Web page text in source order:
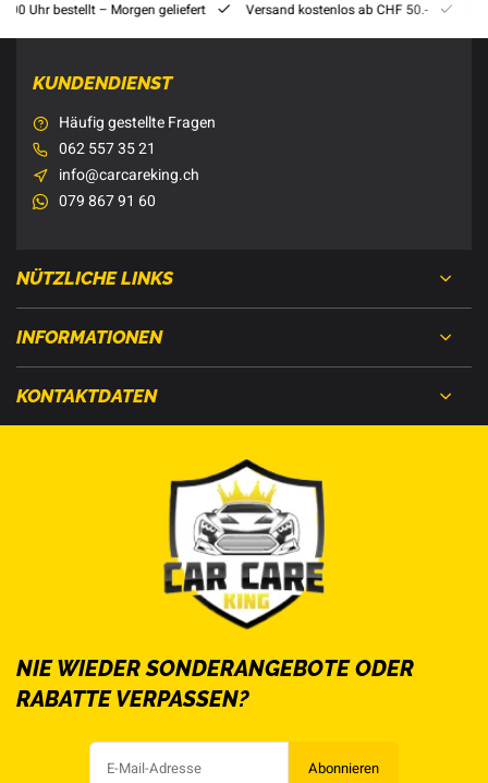
Uhr bestellt – Morgen geliefert Versand kostenlos ab CHF 50.-
KUNDENDIENST
Häufig gestellte Fragen
062 557 35 21
info@carcareking.ch
079 867 91 60
NÜTZLICHE LINKS
INFORMATIONEN
KONTAKTDATEN
NIE WIEDER SONDERANGEBOTE ODER
RABATTE VERPASSEN?
Abonnieren